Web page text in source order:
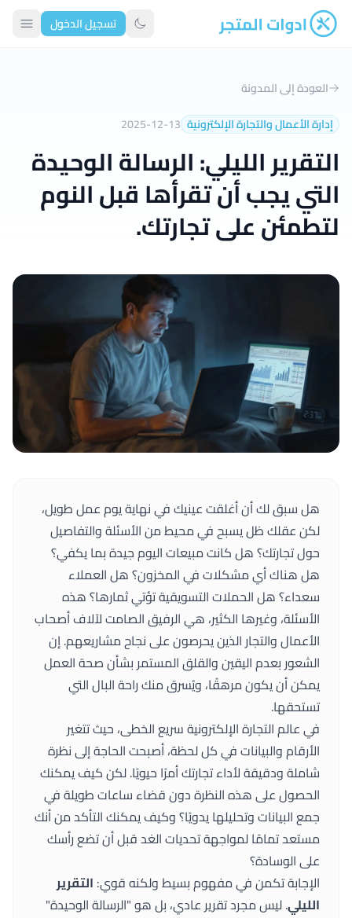
ادوات المتجر تبديل الوضع الداكن
تسجيل الدخول
العودة إلى المدونة
إدارة الأعمال والتجارة الإلكترونية 2025-12-13
التقرير الليلي: الرسالة الوحيدة
التي يجب أن تقرأها قبل النوم
لتطمئن على تجارتك.
هل سبق لك أن أغلقت عينيك في نهاية يوم عمل طويل،
لكن عقلك ظل يسبح في محيط من الأسئلة والتفاصيل
حول تجارتك؟ هل كانت مبيعات اليوم جيدة بما يكفي؟
هل هناك أي مشكلات في المخزون؟ هل العملاء
سعداء؟ هل الحملات التسويقية تؤتي ثمارها؟ هذه
الأسئلة، وغيرها الكثير، هي الرفيق الصامت لآلاف أصحاب
الأعمال والتجار الذين يحرصون على نجاح مشاريعهم. إن
الشعور بعدم اليقين والقلق المستمر بشأن صحة العمل
يمكن أن يكون مرهقًا، ويُسرق منك راحة البال التي
تستحقها.
في عالم التجارة الإلكترونية سريع الخطى، حيث تتغير
الأرقام والبيانات في كل لحظة، أصبحت الحاجة إلى نظرة
شاملة ودقيقة لأداء تجارتك أمرًا حيويًا. لكن كيف يمكنك
الحصول على هذه النظرة دون قضاء ساعات طويلة في
جمع البيانات وتحليلها يدويًا؟ وكيف يمكنك التأكد من أنك
مستعد تمامًا لمواجهة تحديات الغد قبل أن تضع رأسك
على الوسادة؟
الإجابة تكمن في مفهوم بسيط ولكنه قوي: التقرير
الليلي. ليس مجرد تقرير عادي، بل هو "الرسالة الوحيدة"